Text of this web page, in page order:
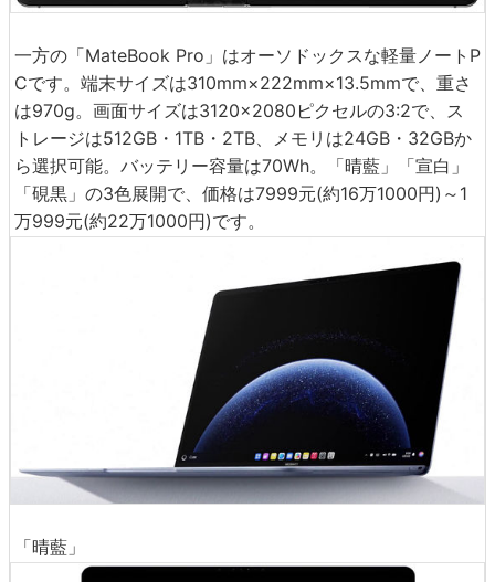
一方の「MateBook Pro」はオーソドックスな軽量ノートP
Cです。端末サイズは310mm×222mm×13.5mmで、重さ
は970g。画面サイズは3120×2080ピクセルの3:2で、ス
トレージは512GB・1TB・2TB、メモリは24GB・32GBか
ら選択可能。バッテリー容量は70Wh。「晴藍」「宣白」
「硯黒」の3色展開で、価格は7999元(約16万1000円)～1
万999元(約22万1000円)です。
「晴藍」